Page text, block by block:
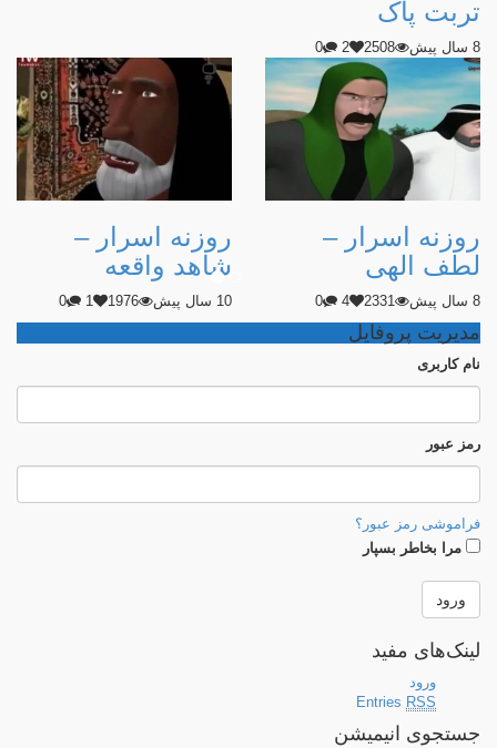
تربت پاک
8 سال پیش 2508
2
0
روزنه اسرار –
لطف الهی
8 سال پیش 2331
4
0
روزنه اسرار –
شاهد واقعه
10 سال پیش 1976
1
0
مدیریت پروفایل
نام كاربری
رمز عبور
فراموشی رمز عبور؟
مرا بخاطر بسپار
لینک‌های مفید
ورود
Entries RSS
جستجوی انیمیشن